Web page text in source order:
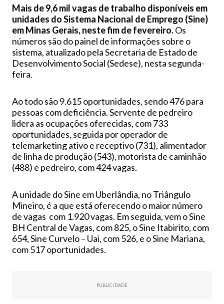
Mais de 9,6 mil vagas de trabalho disponíveis em
unidades do Sistema Nacional de Emprego (Sine)
em Minas Gerais, neste fim de fevereiro.Os
números são do painel de informações sobre o
sistema, atualizado pela Secretaria de Estado de
Desenvolvimento Social (Sedese), nesta segunda-
feira.
Ao todo são 9.615 oportunidades, sendo 476 para
pessoas com deficiência. Servente de pedreiro
lidera as ocupações oferecidas, com 733
oportunidades, seguida por operador de
telemarketing ativo e receptivo (731), alimentador
de linha de produção (543), motorista de caminhão
(488) e pedreiro, com 424 vagas.
A unidade do Sine em Uberlândia, no Triângulo
Mineiro, é a que está oferecendo o maior número
de vagas com 1.920 vagas. Em seguida, vem o Sine
BH Central de Vagas, com 825, o Sine Itabirito, com
654, Sine Curvelo – Uai, com 526, e o Sine Mariana,
com 517 oportunidades.
PUBLICIDADE